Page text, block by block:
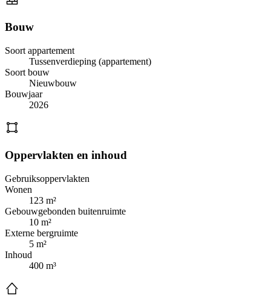
Bouw
Soort appartement
Tussenverdieping (appartement)
Soort bouw
Nieuwbouw
Bouwjaar
2026
Oppervlakten en inhoud
Gebruiksoppervlakten
Wonen
123 m²
Gebouwgebonden buitenruimte
10 m²
Externe bergruimte
5 m²
Inhoud
400 m³